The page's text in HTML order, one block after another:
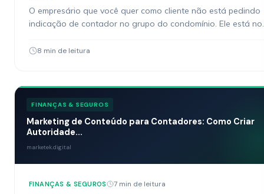
O empresário que você quer como cliente não está pedindo
indicação de contador no grupo do condomínio. Ele está no
8 min de leitura
FINANÇAS & SEGUROS
Marketing de Conteúdo para Contadores: Como Criar
Autoridade...
marketek.digital
FINANÇAS & SEGUROS 7 min de leitura